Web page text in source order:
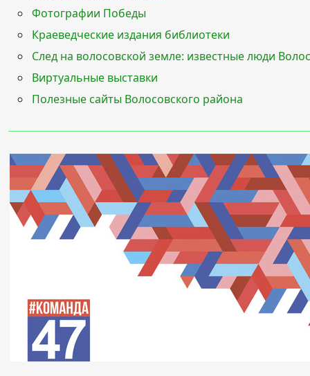
Фотографии Победы
Краеведческие издания библиотеки
След на волосовской земле: известные люди
Виртуальные выставки
Полезные сайты Волосовского района